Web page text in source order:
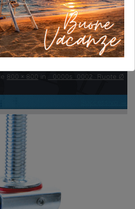
Ø mm 200
800 × 800 in
_0000s_0002_Ruote Ø